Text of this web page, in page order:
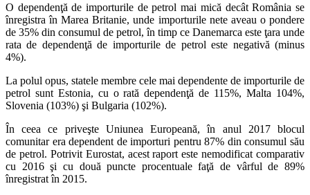
O dependenţă de importurile de petrol mai mică decât România se
înregistra în Marea Britanie, unde importurile nete aveau o pondere
de 35% din consumul de petrol, în timp ce Danemarca este ţara unde
rata de dependenţă de importurile de petrol este negativă (minus
4%).
La polul opus, statele membre cele mai dependente de importurile de
petrol sunt Estonia, cu o rată dependenţă de 115%, Malta 104%,
Slovenia (103%) şi Bulgaria (102%).
În ceea ce priveşte Uniunea Europeană, în anul 2017 blocul
comunitar era dependent de importuri pentru 87% din consumul său
de petrol. Potrivit Eurostat, acest raport este nemodificat comparativ
cu 2016 şi cu două puncte procentuale faţă de vârful de 89%
înregistrat în 2015.